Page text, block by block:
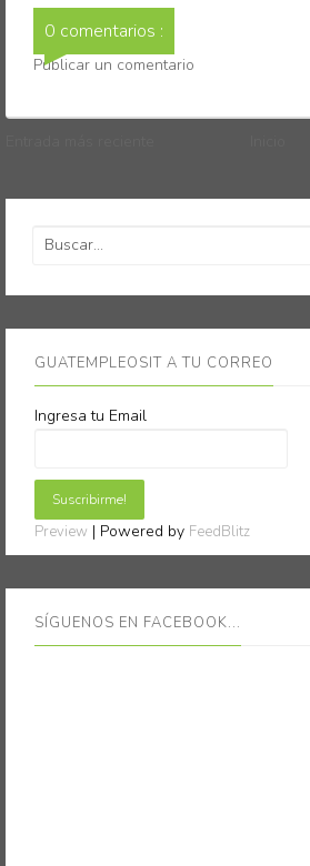
0 comentarios :
Publicar un comentario
GUATEMPLEOSIT A TU CORREO
Ingresa tu Email
Preview | Powered by FeedBlitz
SÍGUENOS EN FACEBOOK...